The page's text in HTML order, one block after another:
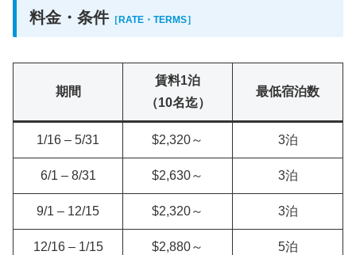
料金・条件［RATE・TERMS］
期間
賃料1泊
（10名迄）
最低宿泊数
1/16 – 5/31 $2,320～ 3泊
6/1 – 8/31 $2,630～ 3泊
9/1 – 12/15 $2,320～ 3泊
12/16 – 1/15 $2,880～ 5泊